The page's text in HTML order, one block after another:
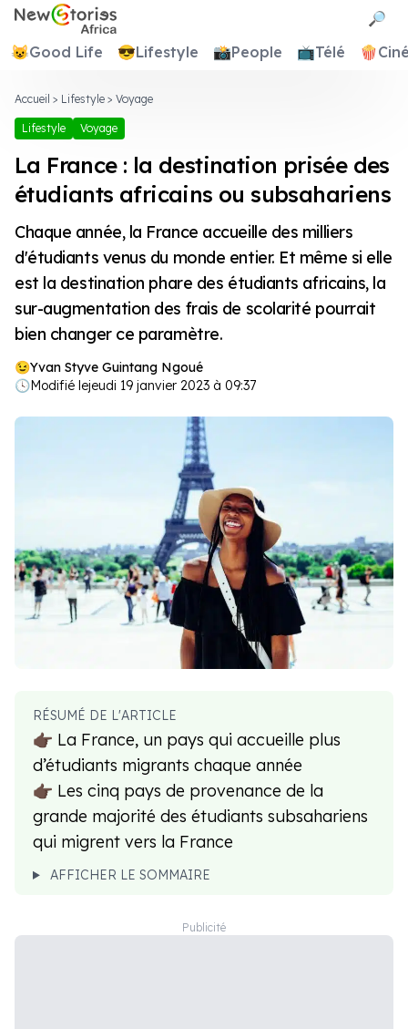
Newstories Africa
🔎
😺Good Life 😎Lifestyle 📸People 📺Télé 🍿
Accueil > Lifestyle > Voyage
Lifestyle Voyage
La France : la destination prisée des
étudiants africains ou subsahariens
Chaque année, la France accueille des milliers
d'étudiants venus du monde entier. Et même si elle
est la destination phare des étudiants africains, la
sur-augmentation des frais de scolarité pourrait
bien changer ce paramètre.
Yvan Styve Guintang Ngoué
🕓Modifié lejeudi 19 janvier 2023 à 09:37
RÉSUMÉ DE L'ARTICLE
👉🏿 La France, un pays qui accueille plus
d’étudiants migrants chaque année
👉🏿 Les cinq pays de provenance de la
grande majorité des étudiants subsahariens
qui migrent vers la France
AFFICHER LE SOMMAIRE